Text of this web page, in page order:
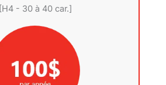
[H4 - 30 à 40 car.]